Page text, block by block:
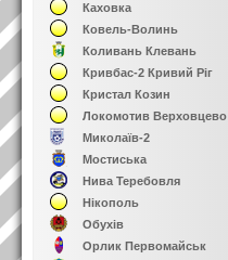
Каховка
Ковель-Волинь
Коливань Клевань
Кривбас-2 Кривий Ріг
Кристал Козин
Локомотив Верховцево
Миколаїв-2
Мостиська
Нива Теребовля
Нікополь
Обухів
Орлик Первомайськ